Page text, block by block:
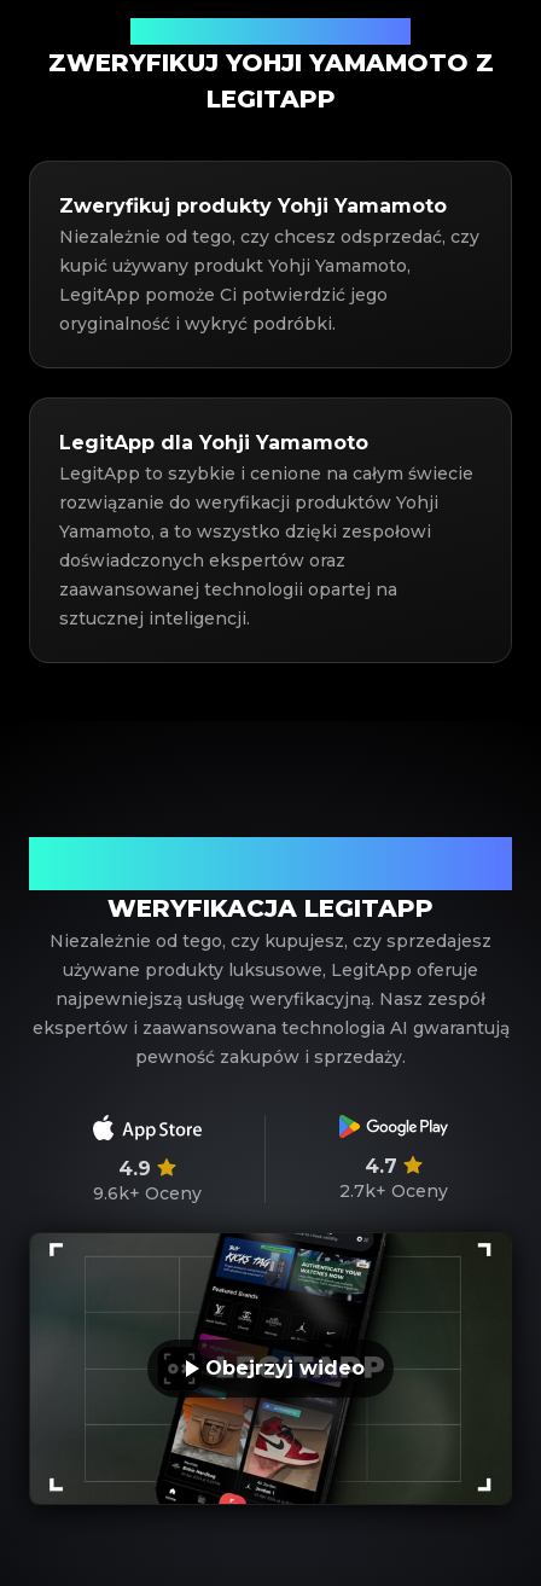
ZWERYFIKUJ YOHJI YAMAMOTO Z
LEGITAPP
Zweryfikuj produkty Yohji Yamamoto
Niezależnie od tego, czy chcesz odsprzedać, czy
kupić używany produkt Yohji Yamamoto,
LegitApp pomoże Ci potwierdzić jego
oryginalność i wykryć podróbki.
LegitApp dla Yohji Yamamoto
LegitApp to szybkie i cenione na całym świecie
rozwiązanie do weryfikacji produktów Yohji
Yamamoto, a to wszystko dzięki zespołowi
doświadczonych ekspertów oraz
zaawansowanej technologii opartej na
sztucznej inteligencji.
WERYFIKACJA LEGITAPP
Niezależnie od tego, czy kupujesz, czy sprzedajesz
używane produkty luksusowe, LegitApp oferuje
najpewniejszą usługę weryfikacyjną. Nasz zespół
ekspertów i zaawansowana technologia AI gwarantują
pewność zakupów i sprzedaży.
4.9
9.6k+ Oceny
4.7
2.7k+ Oceny
Obejrzyj wideo